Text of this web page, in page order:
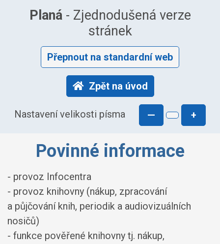
Planá- Zjednodušená verze
stránek
Přepnout na standardní web
Zpět na úvod
Nastavení velikosti písma — +
Povinné informace
- provoz Infocentra
- provoz knihovny (nákup, zpracování
a půjčování knih, periodik a audiovizuálních
nosičů)
- funkce pověřené knihovny tj. nákup,